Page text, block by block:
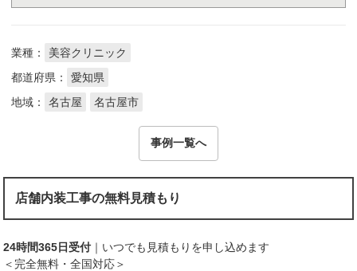
業種：
美容クリニック
都道府県：
愛知県
地域：
名古屋 名古屋市
事例一覧へ
店舗内装工事の無料見積もり
24時間365日受付 ｜いつでも見積もりを申し込めます
＜完全無料・全国対応＞